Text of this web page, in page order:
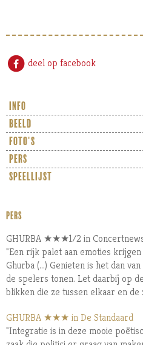
deel op facebook
info
beeld
foto's
pers
speellijst
PERS
GHURBA ★★★1/2 in
"Een rijk palet aan emoties
Ghurba (...) Genieten is het dan
de spelers tonen. Let daarbij op
blikken die ze tussen elkaar en de
GHURBA ★★★ in De Standaard
"Integratie is in deze mooie